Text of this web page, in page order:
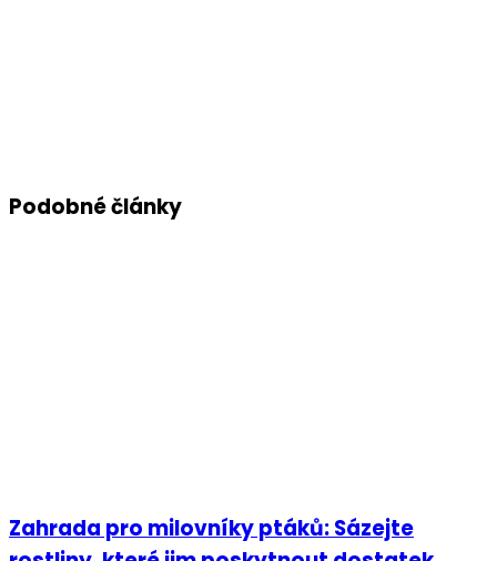
Podobné články
Zahrada pro milovníky ptáků: Sázejte